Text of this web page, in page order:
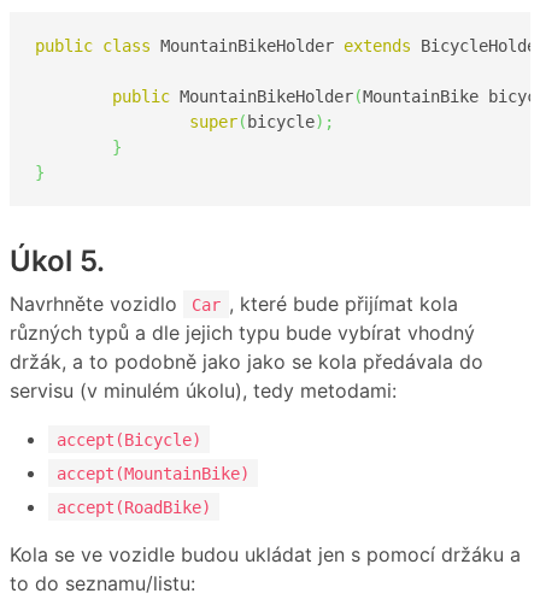
public class MountainBikeHolder extends
public MountainBikeHolder(MountainBike
super(bicycle) ;
}
}
Úkol 5.
Navrhněte vozidlo Car , které bude přijímat kola
různých typů a dle jejich typu bude vybírat vhodný
držák, a to podobně jako jako se kola předávala do
servisu (v minulém úkolu), tedy metodami:
accept(Bicycle)
accept(MountainBike)
accept(RoadBike)
Kola se ve vozidle budou ukládat jen s pomocí držáku a
to do seznamu/listu: